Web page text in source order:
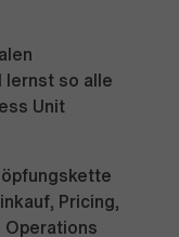
lernst so alle
Unit
Pricing,
Operations